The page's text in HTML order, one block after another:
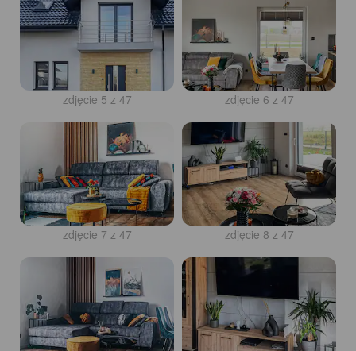
zdjęcie 5 z 47 zdjęcie 6 z 47
zdjęcie 7 z 47 zdjęcie 8 z 47